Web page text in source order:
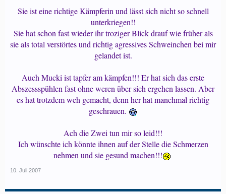
Sie ist eine richtige Kämpferin und lässt sich nicht so schnell
unterkriegen!!
Sie hat schon fast wieder ihr troziger Blick drauf wie früher als
sie als total verstörtes und richtig agressives Schweinchen bei mir
gelandet ist.
Auch Mucki ist tapfer am kämpfen!!! Er hat sich das erste
Abszessspühlen fast ohne weren über sich ergehen lassen. Aber
es hat trotzdem weh gemacht, denn her hat manchmal richtig
geschrauen.
Ach die Zwei tun mir so leid!!!
Ich wünschte ich könnte ihnen auf der Stelle die Schmerzen
nehmen und sie gesund machen!!!
10. Juli 2007